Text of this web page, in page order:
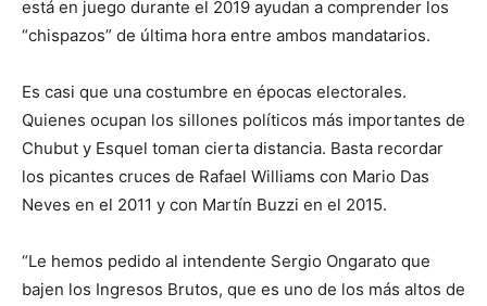
está en juego durante el 2019 ayudan a comprender los
“chispazos” de última hora entre ambos mandatarios.
Es casi que una costumbre en épocas electorales.
Quienes ocupan los sillones políticos más importantes de
Chubut y Esquel toman cierta distancia. Basta recordar
los picantes cruces de Rafael Williams con Mario Das
Neves en el 2011 y con Martín Buzzi en el 2015.
“Le hemos pedido al intendente Sergio Ongarato que
bajen los Ingresos Brutos, que es uno de los más altos de